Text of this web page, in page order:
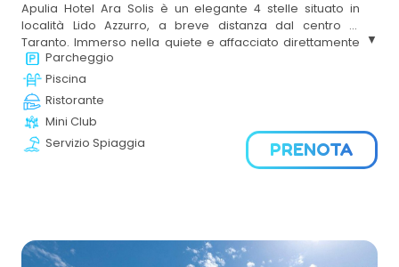
Apulia Hotel Ara Solis è un elegante 4 stelle situato in
località Lido Azzurro, a breve distanza dal centro di
Taranto. Immerso nella quiete e affacciato direttamente
sul Golfo, è la scelta perfetta per chi cerca una vacanza di
relax in Puglia senza rinunciare alla comodità. La struttura
offre accesso diretto al mare, una splendida piscina
panoramica e una posizione strategica per esplorare le
meraviglie della Magna Grecia e del Salento.
Parcheggio
Piscina
Ristorante
Mini Club
Servizio Spiaggia
PRENOTA